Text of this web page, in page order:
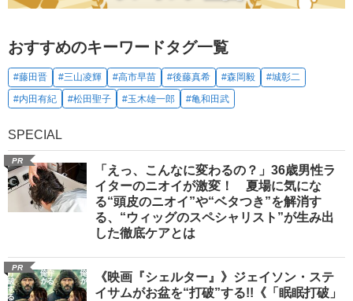
おすすめのキーワードタグ一覧
#藤田晋 #三山凌輝 #高市早苗 #後藤真希 #森岡毅
#城彰二
#内田有紀
#松田聖子 #玉木雄一郎 #亀和田武
SPECIAL
PR
「えっ、こんなに変わるの？」36歳男性ラ
イターのニオイが激変！ 夏場に気にな
る“頭皮のニオイ”や“ベタつき”を解消す
る、“ウィッグのスペシャリスト”が生み出
した徹底ケアとは
PR
《映画『シェルター』》ジェイソン・ステ
イサムがお盆を“打破”する!!《「眠眠打破」